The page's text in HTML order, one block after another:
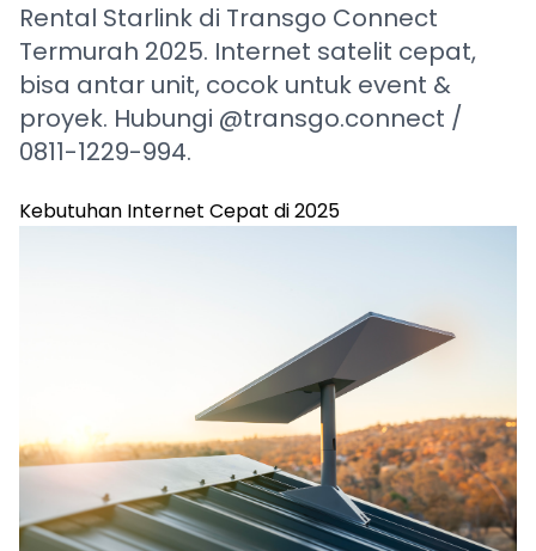
Rental Starlink di Transgo Connect
Termurah 2025. Internet satelit cepat,
bisa antar unit, cocok untuk event &
proyek. Hubungi @transgo.connect /
0811-1229-994.
Kebutuhan Internet Cepat di 2025